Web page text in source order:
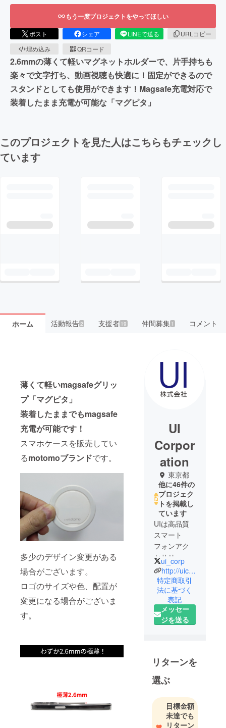
もう一度プロジェクトをやってほしい
ポスト シェア LINEで送る
URLコピー
埋め込み
QRコード
2.6mmの薄くて軽いマグネットホルダーで、片手持ちも
楽々で文字打ち、動画視聴も快適に！固定ができるので
スタンドとしても使用ができます！Magsafe充電対応で
装着したまま充電が可能な「マグピタ」
このプロジェクトを見た人はこちらもチェックし
ています
ホーム 活動報告2 支援者 19 仲間募集 1 コメント
薄くて軽いmagsafeグリッ
プ「マグピタ」
装着したままでもmagsafe
充電が可能です！
スマホケースを販売してい
るmotomoブランドです。
多少のデザイン変更がある
場合がございます。
ロゴのサイズや色、配置が
変更になる場合がございま
す。
UI
Corpor
ation
東京都
他に46件の
プロジェク
トを掲載し
ています
UIは高品質
スマート
フォンアク
セサリーの
販売会社と
して創設し
ました。現
在ではキャ
ンプ用品を
はじめ、
ション雑
貨、インテ
リア雑貨
品など多方
面のニーズ
を取り込
ui_corp
http://uicorporation.jp/
特定商取引
法に基づく
表記
メッセー
ジを送る
リターンを
選ぶ
目標金額
未達でも
リターン